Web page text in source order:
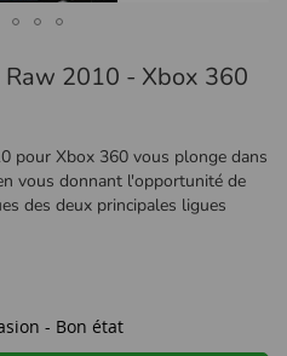
2010 - Xbox 360
pour Xbox 360 vous plonge dans
vous donnant l'opportunité de
des deux principales ligues
- Bon état